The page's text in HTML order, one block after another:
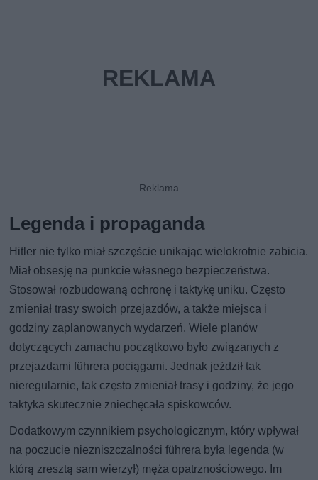
Legenda i propaganda
Hitler nie tylko miał szczęście unikając wielokrotnie zabicia.
Miał obsesję na punkcie własnego bezpieczeństwa.
Stosował rozbudowaną ochronę i taktykę uniku. Często
zmieniał trasy swoich przejazdów, a także miejsca i
godziny zaplanowanych wydarzeń. Wiele planów
dotyczących zamachu początkowo było związanych z
przejazdami führera pociągami. Jednak jeździł tak
nieregularnie, tak często zmieniał trasy i godziny, że jego
taktyka skutecznie zniechęcała spiskowców.
Dodatkowym czynnikiem psychologicznym, który wpływał
na poczucie niezniszczalności führera była legenda (w
którą zresztą sam wierzył) męża opatrznościowego. Im